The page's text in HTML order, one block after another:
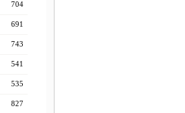
704
691
743
541
535
827